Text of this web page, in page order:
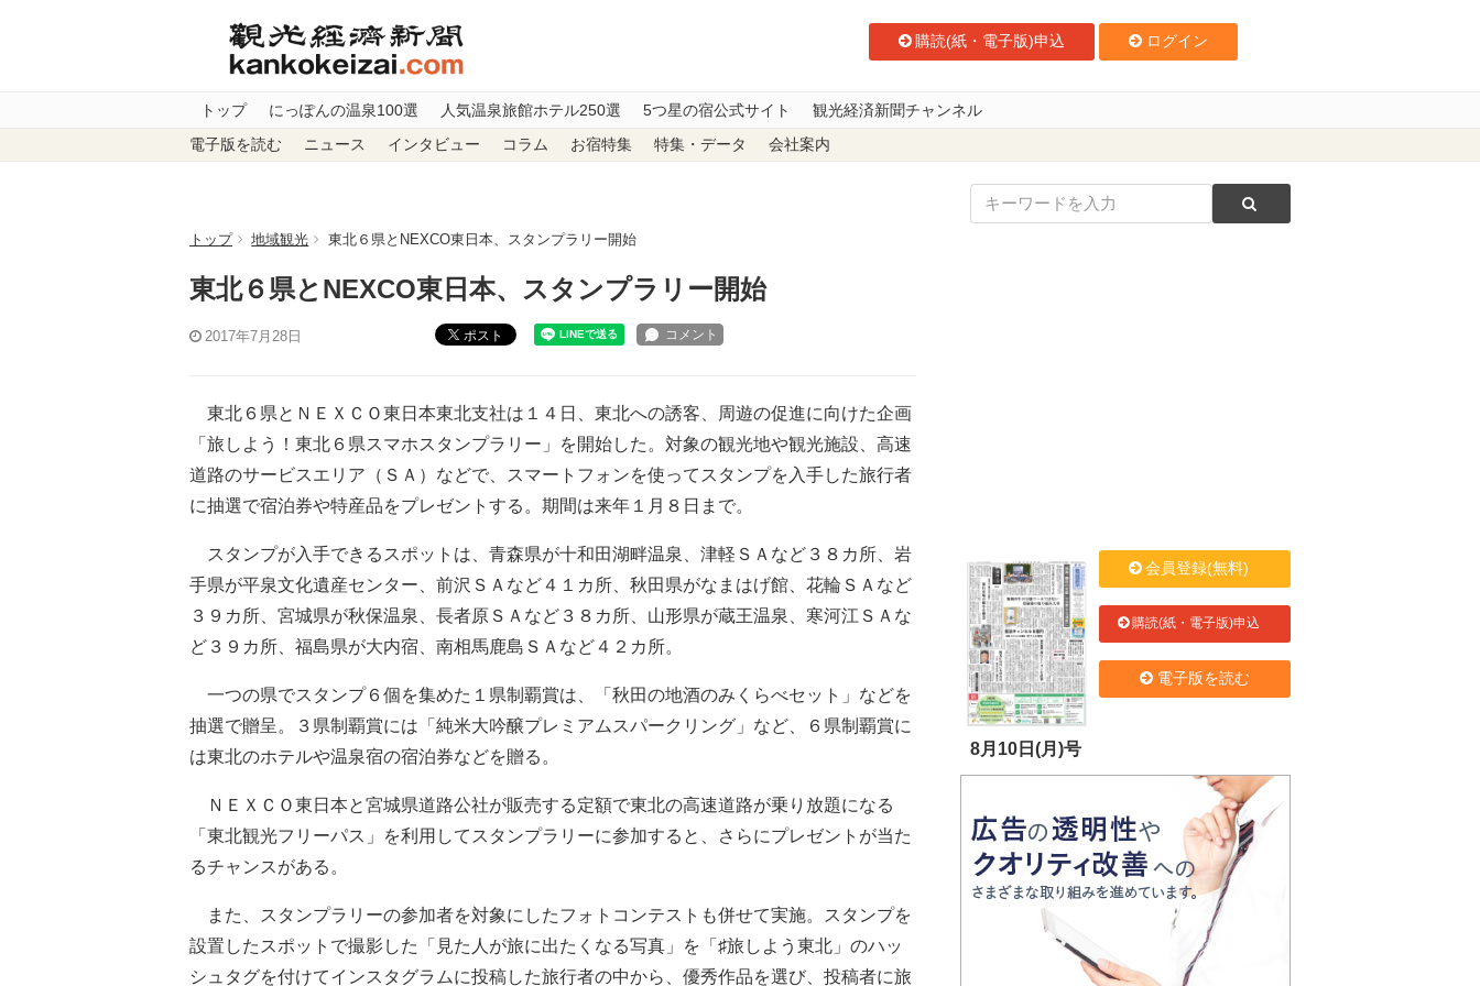
購読(紙・電子版)申込 ログイン
トップ にっぽんの温泉100選 人気温泉旅館ホテル250選 5つ星の宿公式サイト 観光経済新聞チャンネル
電子版を読む ニュース インタビュー コラム お宿特集 特集・データ 会社案内
トップ 地域観光 東北６県とNEXCO東日本、スタンプラリー開始
東北６県とNEXCO東日本、スタンプラリー開始
2017年7月28日 ポスト
東北６県とＮＥＸＣＯ東日本東北支社は１４日、東北への誘客、周遊の促進に向けた企画
「旅しよう！東北６県スマホスタンプラリー」を開始した。対象の観光地や観光施設、高速
道路のサービスエリア（ＳＡ）などで、スマートフォンを使ってスタンプを入手した旅行者
に抽選で宿泊券や特産品をプレゼントする。期間は来年１月８日まで。
スタンプが入手できるスポットは、青森県が十和田湖畔温泉、津軽ＳＡなど３８カ所、岩
手県が平泉文化遺産センター、前沢ＳＡなど４１カ所、秋田県がなまはげ館、花輪ＳＡなど
３９カ所、宮城県が秋保温泉、長者原ＳＡなど３８カ所、山形県が蔵王温泉、寒河江ＳＡな
ど３９カ所、福島県が大内宿、南相馬鹿島ＳＡなど４２カ所。
一つの県でスタンプ６個を集めた１県制覇賞は、「秋田の地酒のみくらべセット」などを
抽選で贈呈。３県制覇賞には「純米大吟醸プレミアムスパークリング」など、６県制覇賞に
は東北のホテルや温泉宿の宿泊券などを贈る。
ＮＥＸＣＯ東日本と宮城県道路公社が販売する定額で東北の高速道路が乗り放題になる
「東北観光フリーパス」を利用してスタンプラリーに参加すると、さらにプレゼントが当た
るチャンスがある。
また、スタンプラリーの参加者を対象にしたフォトコンテストも併せて実施。スタンプを
設置したスポットで撮影した「見た人が旅に出たくなる写真」を「♯旅しよう東北」のハッ
シュタグを付けてインスタグラムに投稿した旅行者の中から、優秀作品を選び、投稿者に旅
8月10日(月)号
会員登録(無料)
購読(紙・電子版)申込
電子版を読む